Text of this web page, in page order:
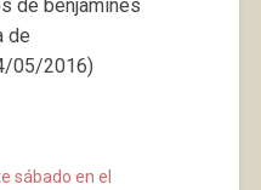
de benjamines
de
05/2016)
sábado en el